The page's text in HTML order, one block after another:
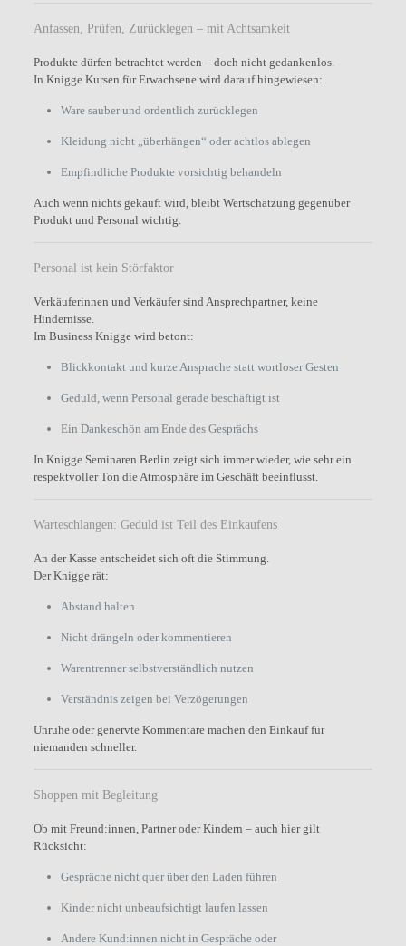
Anfassen, Prüfen, Zurücklegen – mit Achtsamkeit
Produkte dürfen betrachtet werden – doch nicht gedankenlos.
In Knigge Kursen für Erwachsene wird darauf hingewiesen:
Ware sauber und ordentlich zurücklegen
Kleidung nicht „überhängen“ oder achtlos ablegen
Empfindliche Produkte vorsichtig behandeln
Auch wenn nichts gekauft wird, bleibt Wertschätzung gegenüber
Produkt und Personal wichtig.
Personal ist kein Störfaktor
Verkäuferinnen und Verkäufer sind Ansprechpartner, keine
Hindernisse.
Im Business Knigge wird betont:
Blickkontakt und kurze Ansprache statt wortloser Gesten
Geduld, wenn Personal gerade beschäftigt ist
Ein Dankeschön am Ende des Gesprächs
In Knigge Seminaren Berlin zeigt sich immer wieder, wie sehr ein
respektvoller Ton die Atmosphäre im Geschäft beeinflusst.
Warteschlangen: Geduld ist Teil des Einkaufens
An der Kasse entscheidet sich oft die Stimmung.
Der Knigge rät:
Abstand halten
Nicht drängeln oder kommentieren
Warentrenner selbstverständlich nutzen
Verständnis zeigen bei Verzögerungen
Unruhe oder genervte Kommentare machen den Einkauf für
niemanden schneller.
Shoppen mit Begleitung
Ob mit Freund:innen, Partner oder Kindern – auch hier gilt
Rücksicht:
Gespräche nicht quer über den Laden führen
Kinder nicht unbeaufsichtigt laufen lassen
Andere Kund:innen nicht in Gespräche oder